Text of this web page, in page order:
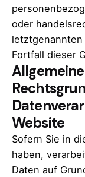
oder
Fortfall dieser
Website
Sofern Sie in
haben,
Daten auf